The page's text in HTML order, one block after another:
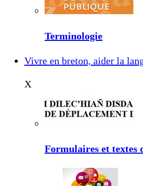
Terminologie
Vivre en breton, aider la
X
Formulaires et textes